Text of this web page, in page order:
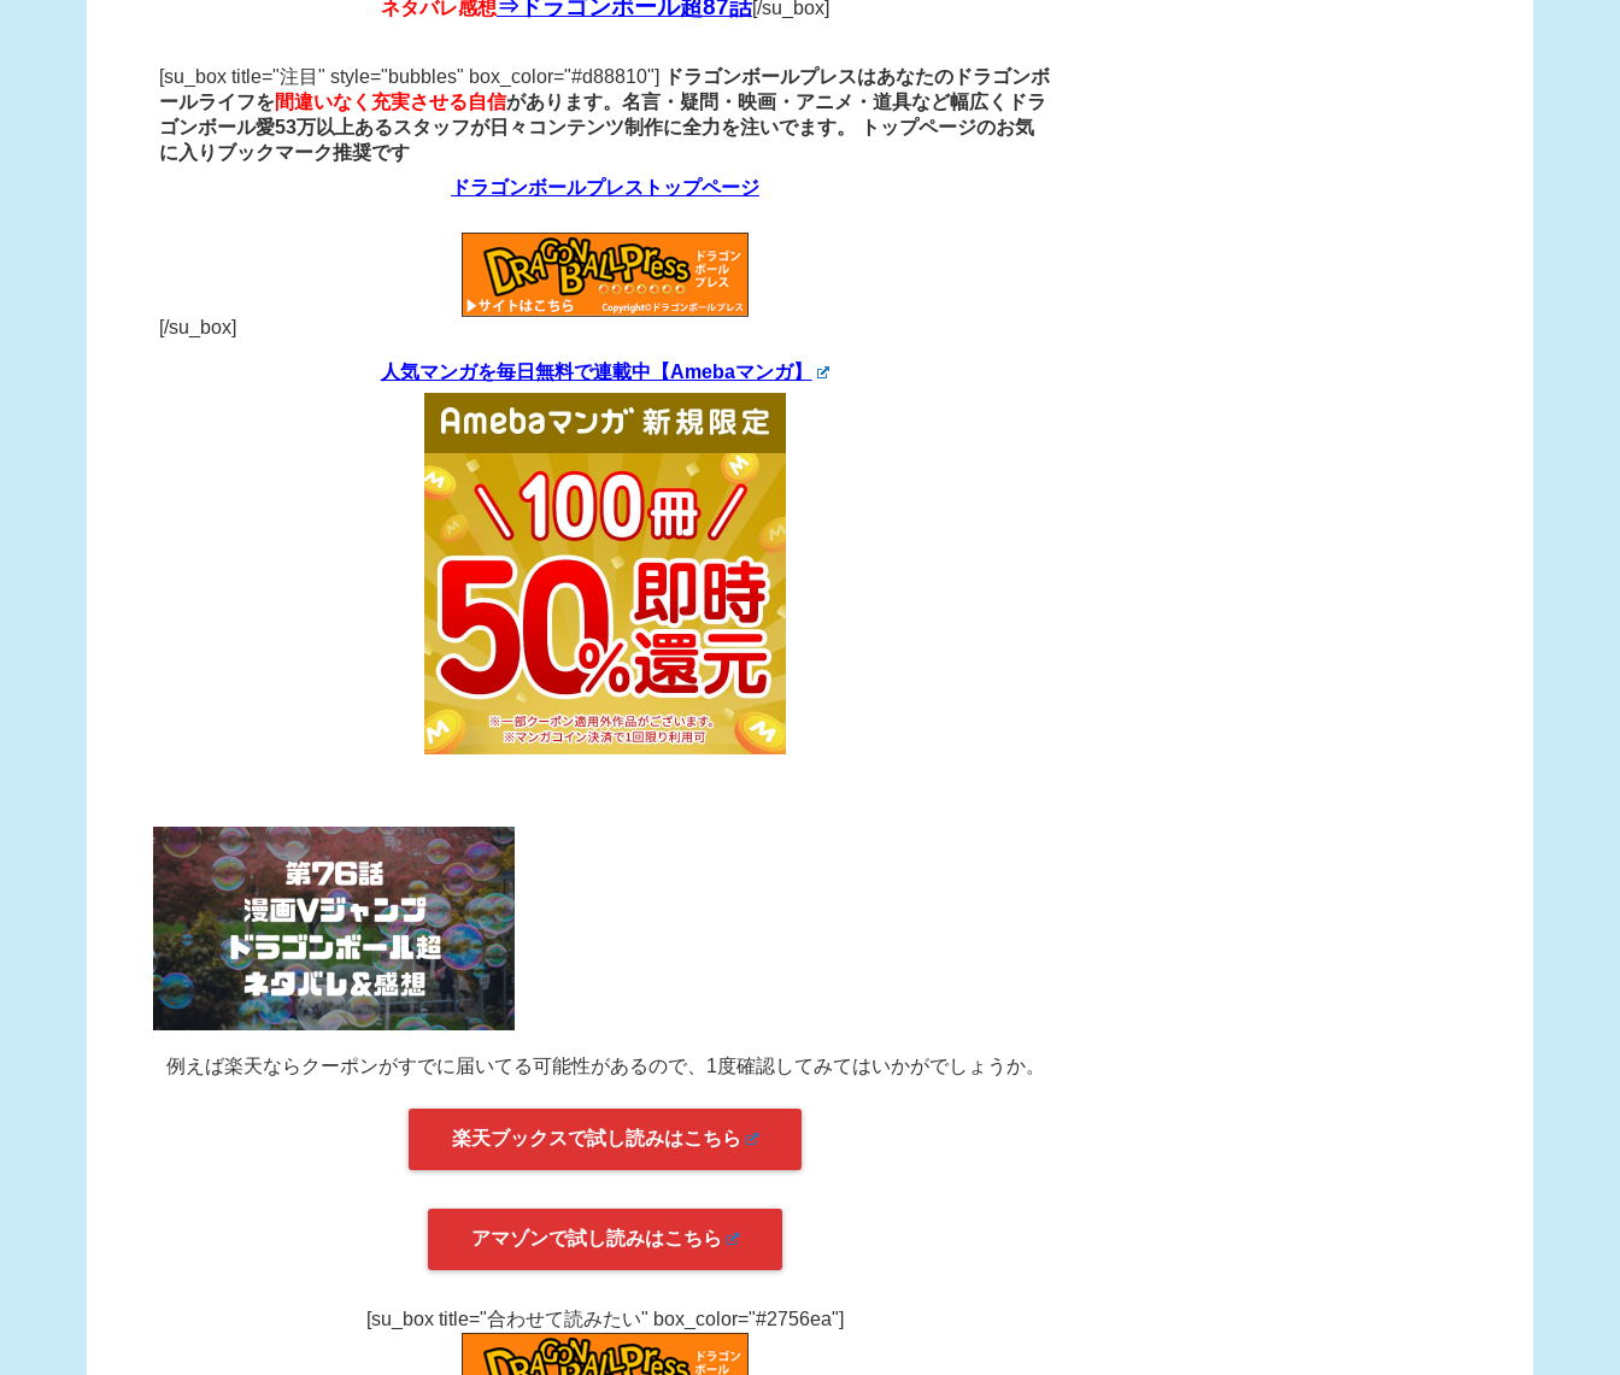
ネタバレ感想⇒ドラゴンボール超87話[/su_box]
[su_box title="注目" style="bubbles" box_color="#d88810"]
ドラゴンボールプレスはあなたのドラゴンボ
ールライフを間違いなく充実させる自信があります。名言・疑問・映画・アニメ・道具など幅広くドラ
ゴンボール愛53万以上あるスタッフが日々コンテンツ制作に全力を注いでます。
トップページのお気
に入りブックマーク推奨です
ドラゴンボールプレストップページ
[/su_box]
人気マンガを毎日無料で連載中【Amebaマンガ】
例えば楽天ならクーポンがすでに届いてる可能性があるので、1度確認してみてはいかがでしょうか。
楽天ブックスで試し読みはこちら
アマゾンで試し読みはこちら
[su_box title="合わせて読みたい" box_color="#2756ea"]